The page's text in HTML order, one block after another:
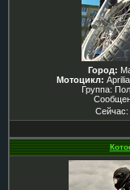
Город:
Мотоцикл:
Группа:
Сейчас: